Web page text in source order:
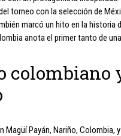
torneo con la selección de
marcó un hito en la historia
anota el primer tanto de
colombiano
Magüí Payán, Nariño,